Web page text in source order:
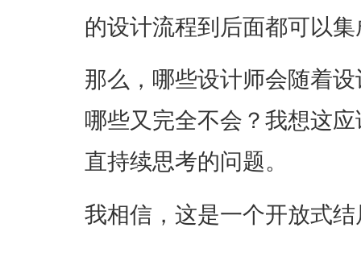
的设计流程到后面都可以
那么，哪些设计师会随着
哪些又完全不会？我想这
直持续思考的问题。
我相信，这是一个开放式结